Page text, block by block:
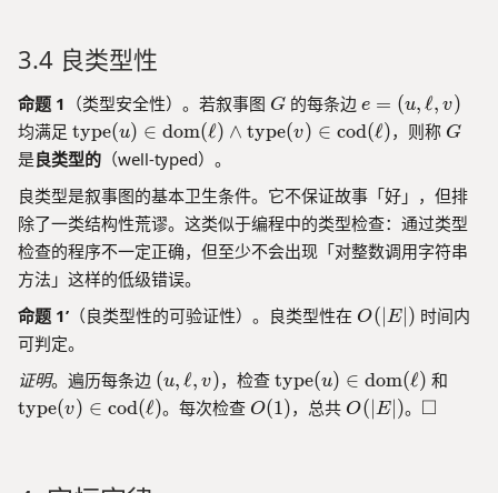
a
u
al
}
}
\
u
b
se
te
q
\
O
m
e
g
a
\
es
\
T
R
U
S
T
S
}
3.4 良类型性
命题 1 （类型安全性）。若叙事图 G
G 的每条边 e
=
,
\
el
l,
)
e = (u,ℓ, v)
均满足 \
te
t
{
t
y
p
e
u
)
type(u) ∈ dom(ℓ) ∧ type(v) ∈ cod(ℓ)，则称 G
G
是良类型的 （well-typed）。
良类型是叙事图的基本卫生条件。它不保证故事「好」，但排
除了一类结构性荒谬。这类似于编程中的类型检查：通过类型
检查的程序不一定正确，但至少不会出现「对整数调用字符串
方法」这样的低级错误。
命题 1’ （良类型性的可验证性）。良类型性在 O
|)
O(∣E∣) 时间内
可判定。
证明。遍历每条边 (
u
,
(u,ℓ, v)，检查 \
te
x
type(u) ∈ dom(ℓ) 和
type(v) ∈ cod(ℓ)。每次检查 O
O(1)，总共 O
O(∣E∣)。 \
□